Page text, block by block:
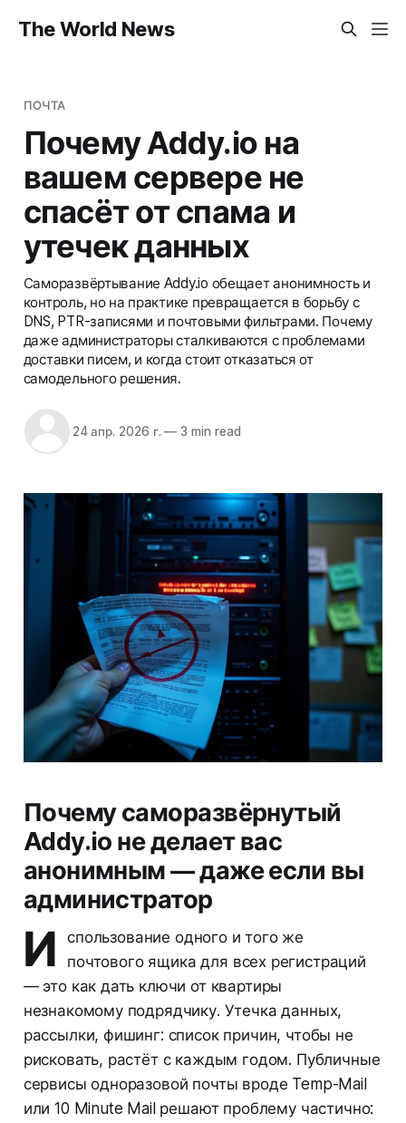
The World News
ПОЧТА
Почему Addy.io на
вашем сервере не
спасёт от спама и
утечек данных
Саморазвёртывание Addy.io обещает анонимность и
контроль, но на практике превращается в борьбу с
DNS, PTR-записями и почтовыми фильтрами. Почему
даже администраторы сталкиваются с проблемами
доставки писем, и когда стоит отказаться от
самодельного решения.
24 апр. 2026 г. — 3 min read
Почему саморазвёрнутый
Addy.io не делает вас
анонимным — даже если вы
администратор
И
спользование одного и того же
почтового ящика для всех регистраций
— это как дать ключи от квартиры
незнакомому подрядчику. Утечка данных,
рассылки, фишинг: список причин, чтобы не
рисковать, растёт с каждым годом. Публичные
сервисы одноразовой почты вроде Temp-Mail
или 10 Minute Mail решают проблему частично: